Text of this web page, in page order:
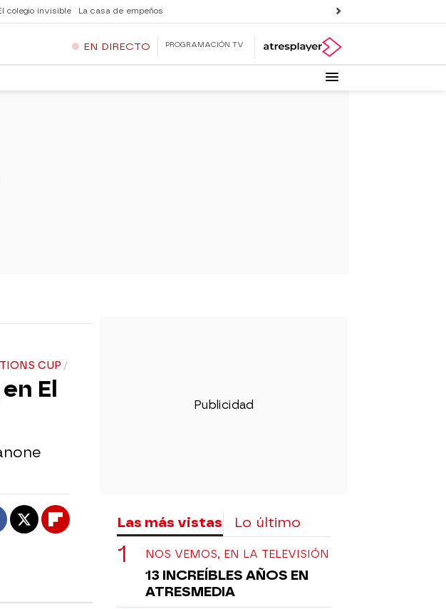
colegio invisible La casa de empeños
EN DIRECTO PROGRAMACIÓN TV
CUP
El
X Flipboard Las más vistas Lo último
NOS VEMOS, EN LA TELEVISIÓN
13 INCREÍBLES AÑOS EN
ATRESMEDIA